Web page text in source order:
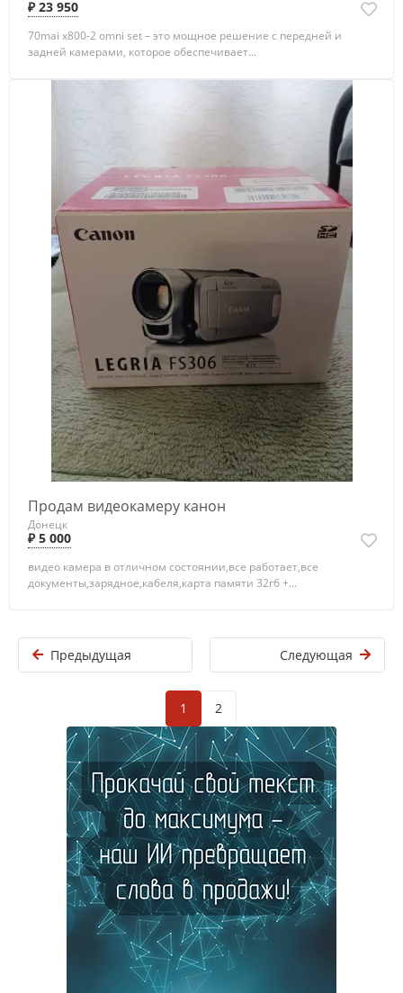
₽ 23 950
70mai x800-2 omni set – это мощное решение с передней и
задней камерами, которое обеспечивает...
Продам видеокамеру канон
Донецк
₽ 5 000
видео камера в отличном состоянии,все работает,все
документы,зарядное,кабеля,карта памяти 32гб +...
Предыдущая Следующая
1 2